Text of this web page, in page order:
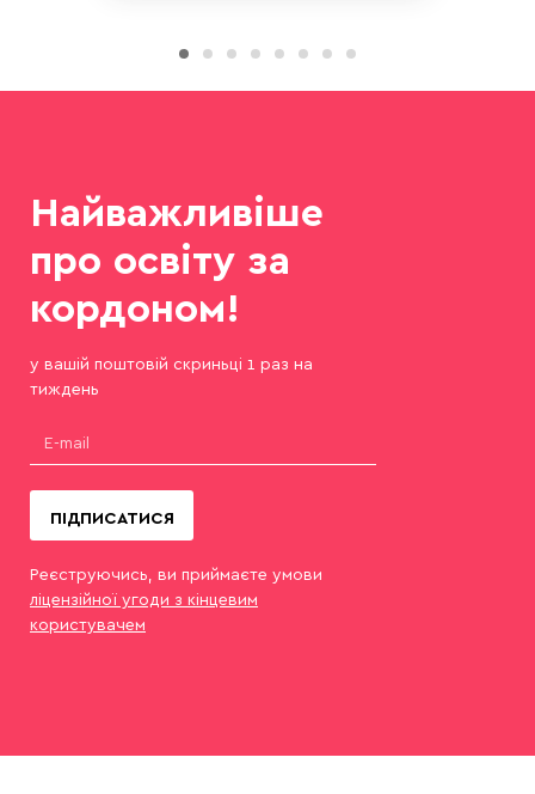
Найважливіше
про освіту за
кордоном!
у вашій поштовій скриньці 1 раз на
тиждень
ПІДПИСАТИСЯ
Реєструючись, ви приймаєте умови
ліцензійної угоди з кінцевим
користувачем